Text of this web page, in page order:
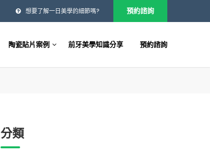
想要了解一日美學的細節嗎? 預約諮詢
陶瓷貼片案例 前牙美學知識分享 預約諮詢
分類